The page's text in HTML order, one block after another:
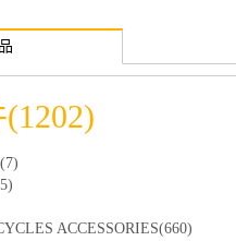
ACCESSORIES(660)